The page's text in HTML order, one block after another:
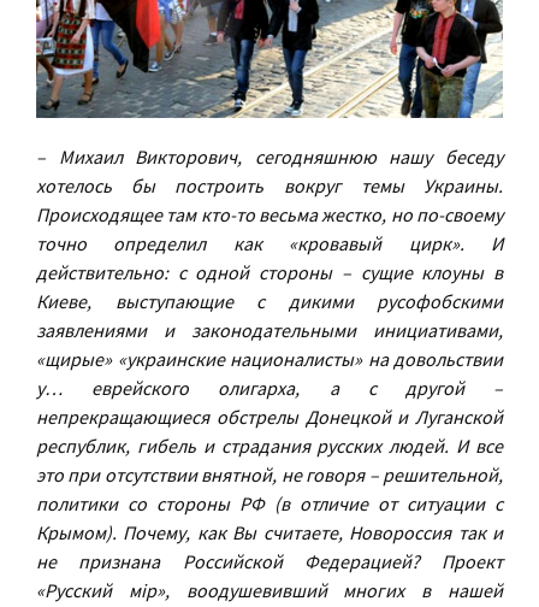
– Михаил Викторович, сегодняшнюю нашу беседу
хотелось бы построить вокруг темы Украины.
Происходящее там кто-то весьма жестко, но по-своему
точно определил как «кровавый цирк». И
действительно: с одной стороны – сущие клоуны в
Киеве, выступающие с дикими русофобскими
заявлениями и законодательными инициативами,
«щирые» «украинские националисты» на довольствии
у… еврейского олигарха, а с другой –
непрекращающиеся обстрелы Донецкой и Луганской
республик, гибель и страдания русских людей. И все
это при отсутствии внятной, не говоря – решительной,
политики со стороны РФ (в отличие от ситуации с
Крымом). Почему, как Вы считаете, Новороссия так и
не признана Российской Федерацией? Проект
«Русский мiр», воодушевивший многих в нашей